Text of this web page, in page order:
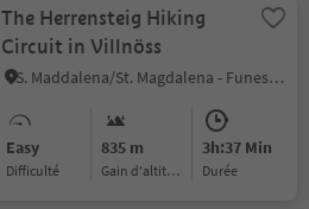
The Herrensteig Hiking
Circuit in Villnöss
S. Maddalena/St. Magdalena - Funes/Villnöss, Villnöss/Funes, Brixen/Bressanone and environs
Easy
Difficulté
835 m
Gain d'altitude
3h:37 Min
durée